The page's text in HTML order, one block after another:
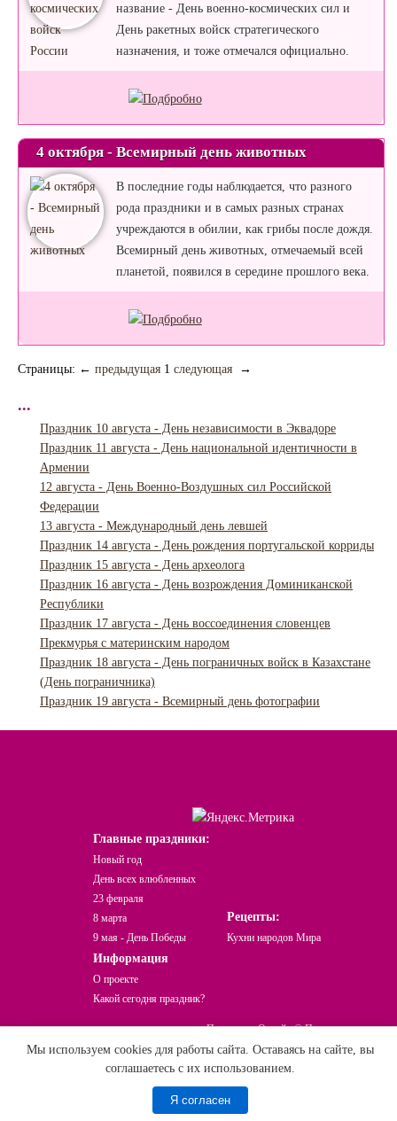
название - День военно-космических сил и
День ракетных войск стратегического
назначения, и тоже отмечался официально.
4 октября - Всемирный день животных
В последние годы наблюдается, что разного
рода праздники и в самых разных странах
учреждаются в обилии, как грибы после дождя.
Всемирный день животных, отмечаемый всей
планетой, появился в середине прошлого века.
Страницы: ← предыдущая 1 следующая →
...
Праздник 10 августа - День независимости в Эквадоре
Праздник 11 августа - День национальной идентичности в
Армении
12 августа - День Военно-Воздушных сил Российской
Федерации
13 августа - Международный день левшей
Праздник 14 августа - День рождения португальской корриды
Праздник 15 августа - День археолога
Праздник 16 августа - День возрождения Доминиканской
Республики
Праздник 17 августа - День воссоединения словенцев
Прекмурья с материнским народом
Праздник 18 августа - День пограничных войск в Казахстане
(День пограничника)
Праздник 19 августа - Всемирный день фотографии
Мы используем cookies для работы сайта. Оставаясь на сайте, вы
соглашаетесь с их использованием.
Я согласен
Главные праздники:
Новый год
День всех влюбленных
23 февраля
8 марта
9 мая - День Победы
Рецепты:
Кухни народов Мира
Информация
О проекте
Какой сегодня праздник?
Праздники Онлайн © При использовании
и перепечатке материала активная ссылка
на сайт обязательна!